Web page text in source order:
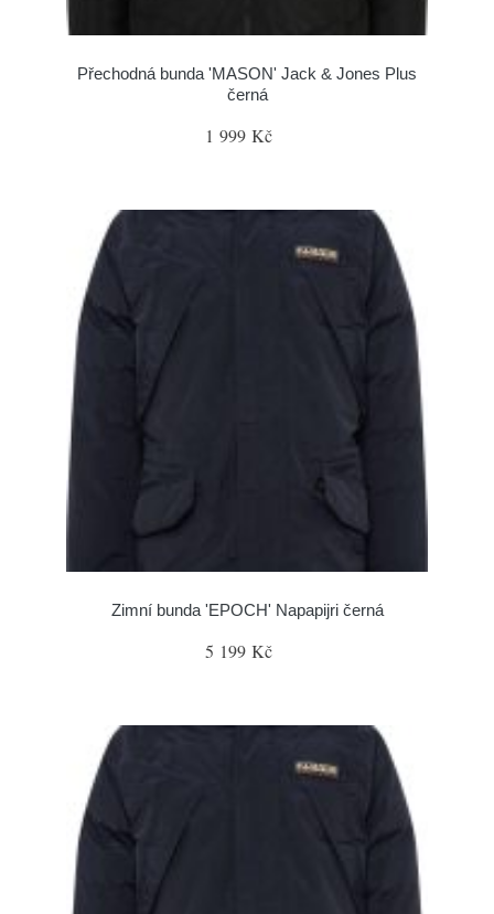
Přechodná bunda 'MASON' Jack & Jones Plus
černá
1 999 Kč
Zimní bunda 'EPOCH' Napapijri černá
5 199 Kč